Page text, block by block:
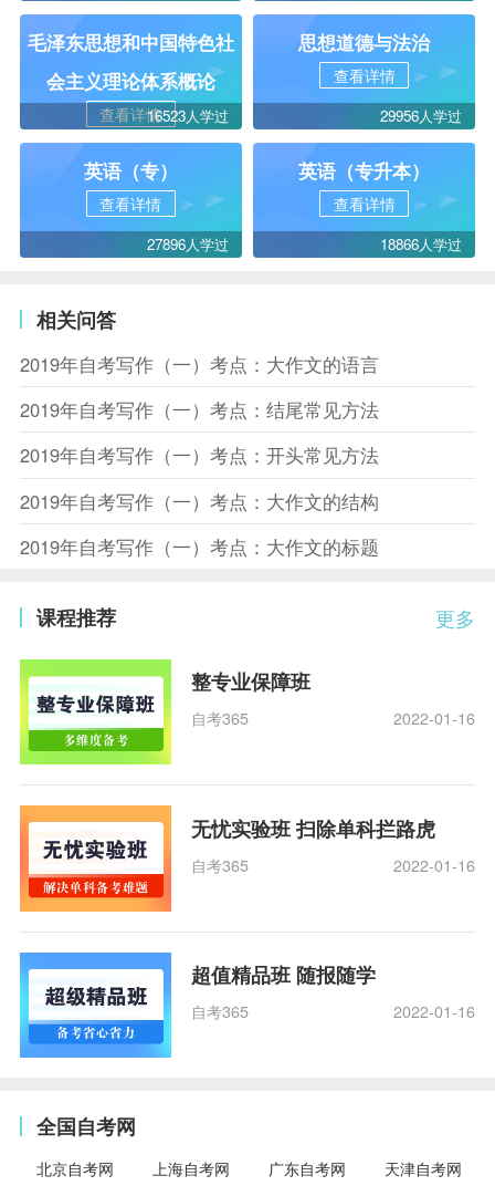
毛泽东思想和中国特色社
会主义理论体系概论
查看详情16523人学过
思想道德与法治
查看详情
29956人学过
英语（专）
查看详情
27896人学过
英语（专升本）
查看详情
18866人学过
相关问答
2019年自考写作（一）考点：大作文的语言
2019年自考写作（一）考点：结尾常见方法
2019年自考写作（一）考点：开头常见方法
2019年自考写作（一）考点：大作文的结构
2019年自考写作（一）考点：大作文的标题
更多
课程推荐
整专业保障班
自考365 2022-01-16
无忧实验班 扫除单科拦路虎
自考365 2022-01-16
超值精品班 随报随学
自考365 2022-01-16
全国自考网
北京自考网 上海自考网 广东自考网
天津自考网